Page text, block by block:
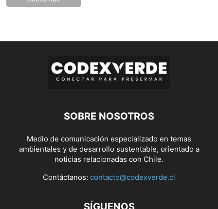
SOBRE NOSOTROS
Medio de comunicación especializado en temas
ambientales y de desarrollo sustentable, orientado a
noticias relacionadas con Chile.
Contáctanos: contacto@codexverde.cl
SÍGUENOS